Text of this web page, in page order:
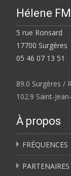
Hélene FM
5 rue Ronsard
17700 Surgères
05 46 07 13 51
89.0 Surgères /
102.9 Saint-
À propos
FRÉQUENCES
PARTENAIRES